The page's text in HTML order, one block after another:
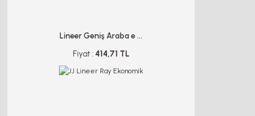
Lineer Geniş Araba e ...
Fiyat : 414,71 TL